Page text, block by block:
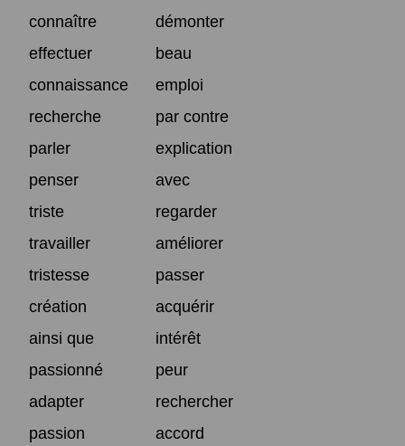
connaître
démonter
effectuer
beau
connaissance
emploi
recherche
par contre
parler
explication
penser
avec
triste
regarder
travailler
améliorer
tristesse
passer
création
acquérir
ainsi que
intérêt
passionné
peur
adapter
rechercher
passion
accord